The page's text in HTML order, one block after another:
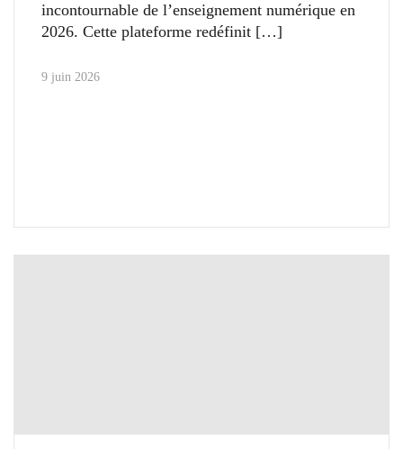
incontournable de l’enseignement numérique en
2026. Cette plateforme redéfinit
9 juin 2026